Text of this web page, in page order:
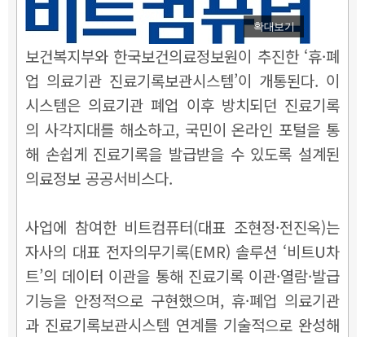
확대보기
보건복지부와 한국보건의료정보원이 추진한 ‘휴·폐
업 의료기관 진료기록보관시스템’이 개통된다. 이
시스템은 의료기관 폐업 이후 방치되던 진료기록
의 사각지대를 해소하고, 국민이 온라인 포털을 통
해 손쉽게 진료기록을 발급받을 수 있도록 설계된
의료정보 공공서비스다.
사업에 참여한 비트컴퓨터(대표 조현정·전진옥)는
자사의 대표 전자의무기록(EMR) 솔루션 ‘비트U차
트’의 데이터 이관을 통해 진료기록 이관·열람·발급
기능을 안정적으로 구현했으며, 휴·폐업 의료기관
과 진료기록보관시스템 연계를 기술적으로 완성해